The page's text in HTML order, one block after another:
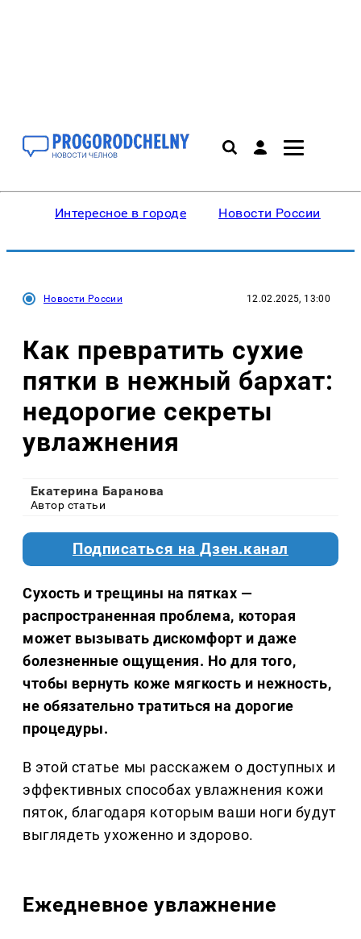
Интересное в городе Новости России
Новости России 12.02.2025, 13:00
Как превратить сухие
пятки в нежный бархат:
недорогие секреты
увлажнения
Екатерина Баранова
Автор статьи
Подписаться на Дзен.канал
Сухость и трещины на пятках —
распространенная проблема, которая
может вызывать дискомфорт и даже
болезненные ощущения. Но для того,
чтобы вернуть коже мягкость и нежность,
не обязательно тратиться на дорогие
процедуры.
В этой статье мы расскажем о доступных и
эффективных способах увлажнения кожи
пяток, благодаря которым ваши ноги будут
выглядеть ухоженно и здорово.
Ежедневное увлажнение